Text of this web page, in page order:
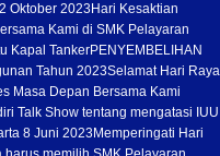
Oktober 2023 Hari Kesaktian
Kami di SMK Pelayaran
Kapal TankerPENYEMBELIHAN
Tahun 2023Selamat Hari Raya
Masa Depan Bersama Kami
Talk Show tentang mengatasi IUU
8 Juni 2023 Memperingati Hari